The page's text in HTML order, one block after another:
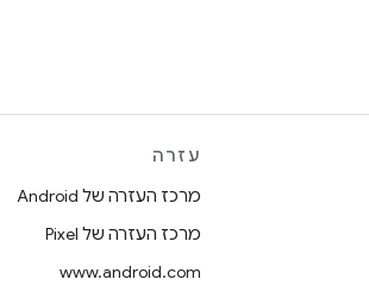
עזרה
מרכז העזרה של Android
מרכז העזרה של Pixel
www.android.com